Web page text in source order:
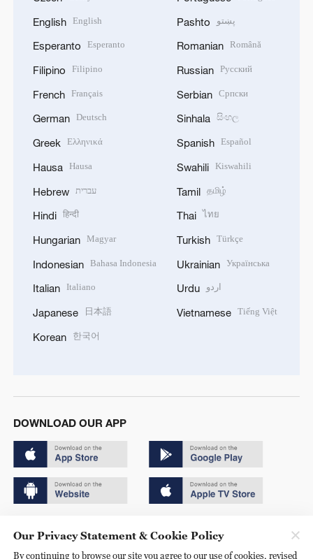
English English
Esperanto Esperanto
Filipino Filipino
French Français
German Deutsch
Greek Ελληνικά
Hausa Hausa
Hebrew עברית
Hindi हिन्दी
Hungarian Magyar
Indonesian Bahasa Indonesia
Italian Italiano
Japanese 日本語
Korean 한국어
Pashto پښتو
Romanian Română
Russian Русский
Serbian Српски
Sinhala සිංහල
Spanish Español
Swahili Kiswahili
Tamil தமிழ்
Thai ไทย
Turkish Türkçe
Ukrainian Українська
Urdu اردو
Vietnamese Tiếng Việt
DOWNLOAD OUR APP
京ICP备20000184号
Our Privacy Statement & Cookie Policy
By continuing to browse our site you agree to our use of cookies, revised